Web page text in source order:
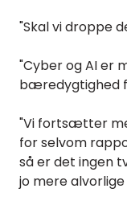
"Skal vi droppe
"Cyber og AI er
bæredygtighed
"Vi fortsætter
for selvom
så er det ingen
jo mere